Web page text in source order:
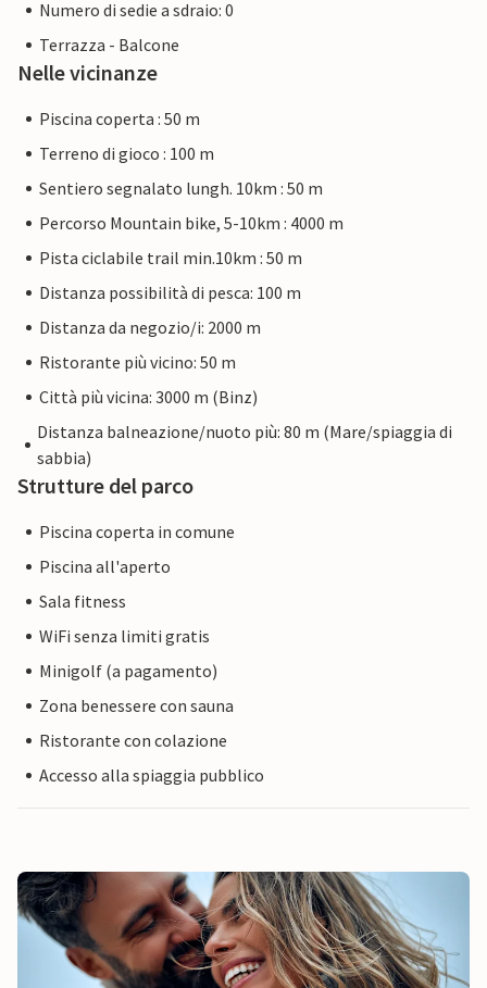
Numero di sedie a sdraio: 0
Terrazza - Balcone
Nelle vicinanze
Piscina coperta : 50 m
Terreno di gioco : 100 m
Sentiero segnalato lungh. 10km : 50 m
Percorso Mountain bike, 5-10km : 4000 m
Pista ciclabile trail min.10km : 50 m
Distanza possibilità di pesca: 100 m
Distanza da negozio/i: 2000 m
Ristorante più vicino: 50 m
Città più vicina: 3000 m (Binz)
Distanza balneazione/nuoto più: 80 m (Mare/spiaggia di
sabbia)
Strutture del parco
Piscina coperta in comune
Piscina all'aperto
Sala fitness
WiFi senza limiti gratis
Minigolf (a pagamento)
Zona benessere con sauna
Ristorante con colazione
Accesso alla spiaggia pubblico